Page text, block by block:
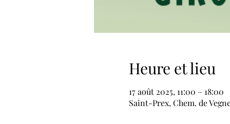
Heure et lieu
17 août 2025, 11:00 – 18:00
Saint-Prex, Chem. de